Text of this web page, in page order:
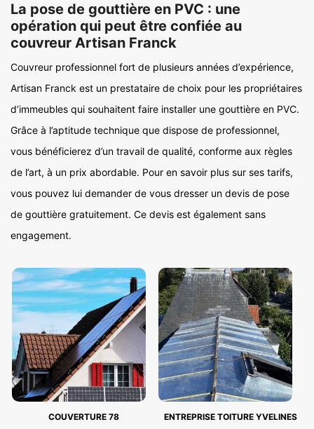
La pose de gouttière en PVC : une
opération qui peut être confiée au
couvreur Artisan Franck
Couvreur professionnel fort de plusieurs années d’expérience,
Artisan Franck est un prestataire de choix pour les propriétaires
d’immeubles qui souhaitent faire installer une gouttière en PVC.
Grâce à l’aptitude technique que dispose de professionnel,
vous bénéficierez d’un travail de qualité, conforme aux règles
de l’art, à un prix abordable. Pour en savoir plus sur ses tarifs,
vous pouvez lui demander de vous dresser un devis de pose
de gouttière gratuitement. Ce devis est également sans
engagement.
COUVERTURE 78 ENTREPRISE TOITURE YVELINES